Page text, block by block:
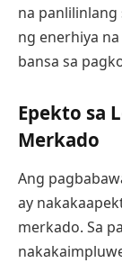
na panlilinlang
ng enerhiya
bansa sa
Epekto sa
Merkado
Ang
ay
merkado. Sa